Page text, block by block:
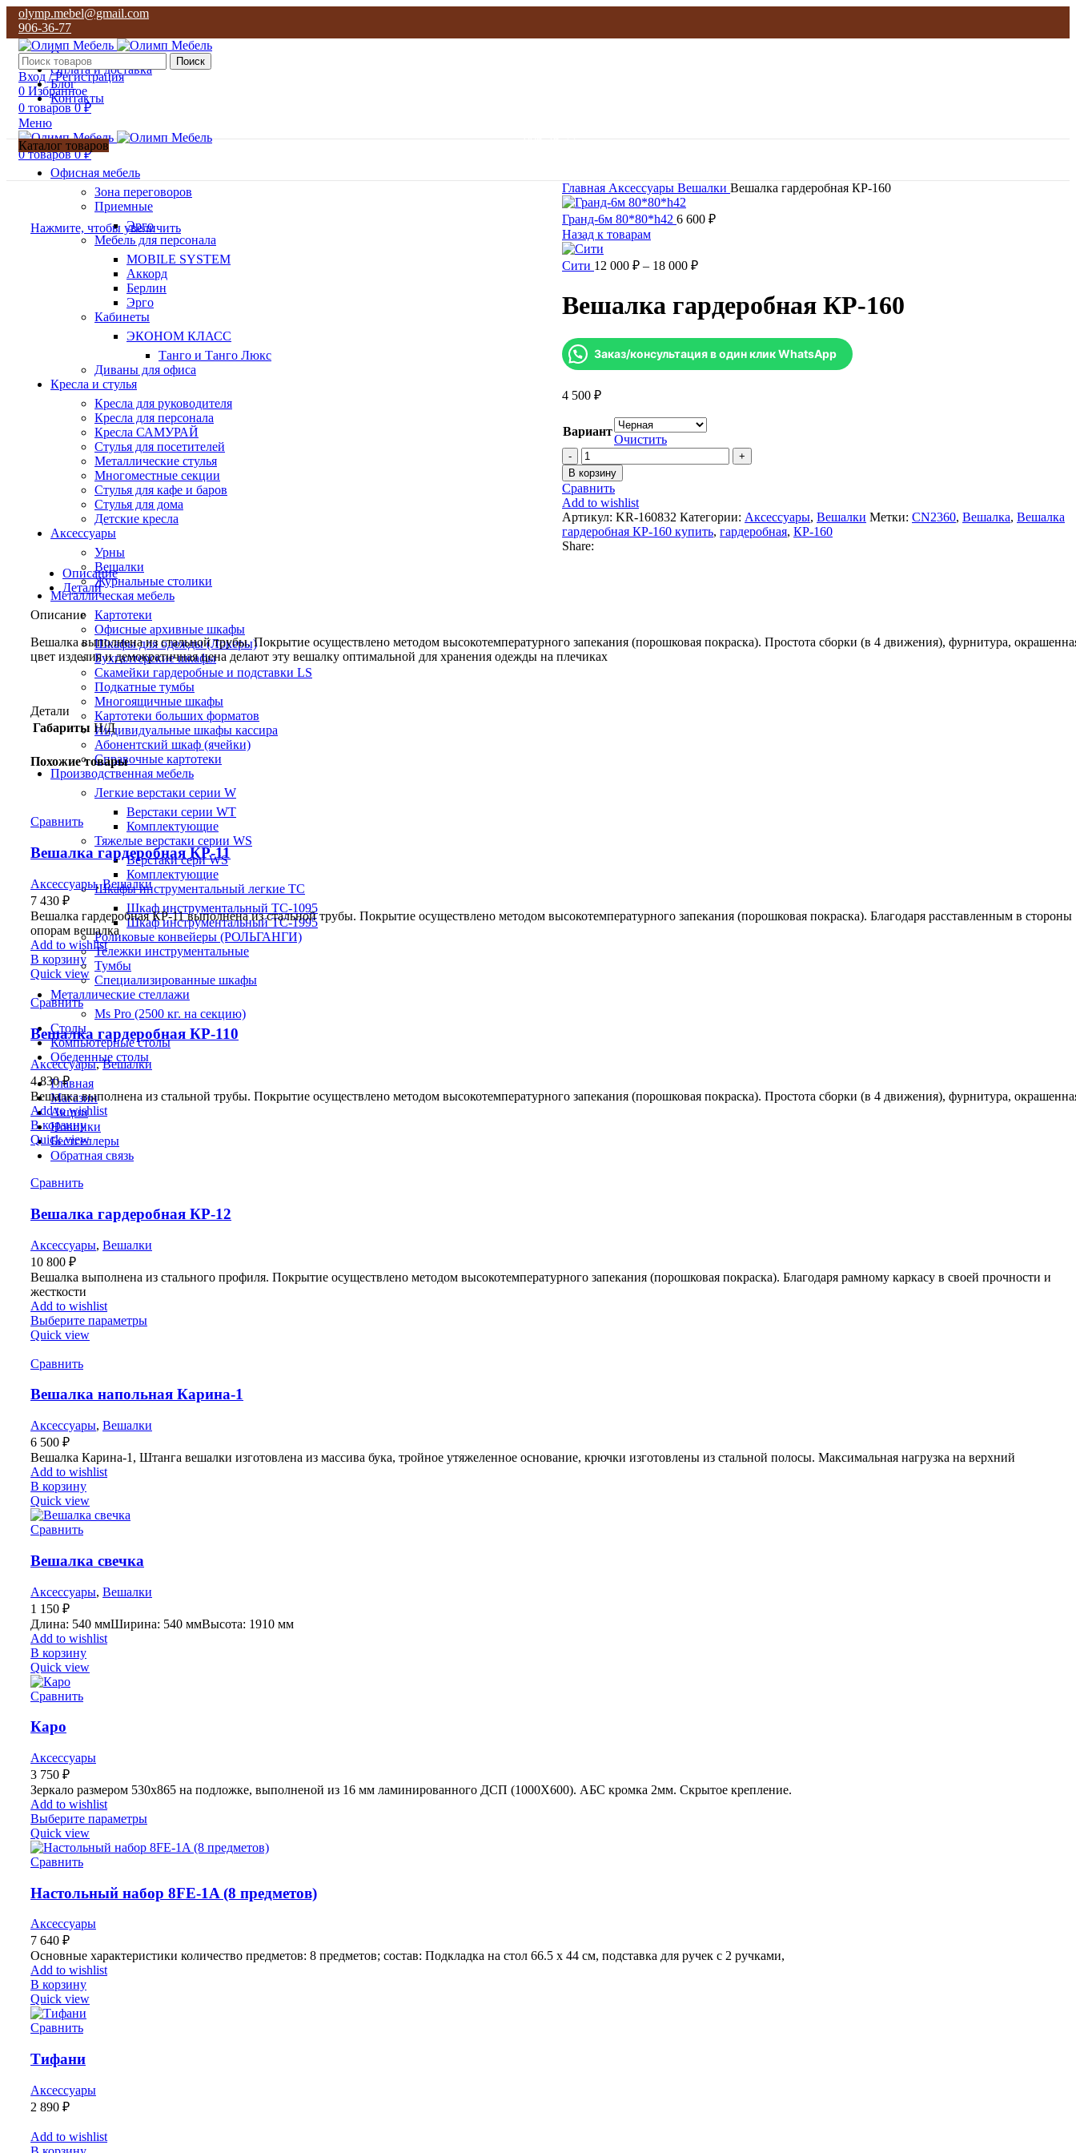
olymp.mebel@gmail.com
906-36-77
О нас
Оплата и доставка
Блог
Контакты
Поиск
Вход / Регистрация
0 Избранное
0 товаров 0₽
Меню
0товаров 0₽
Каталог товаров
Офисная мебель
Зона переговоров
Приемные
Эрго
Мебель для персонала
MOBILE SYSTEM
Аккорд
Берлин
Эрго
Кабинеты
ЭКОНОМ КЛАСС
Танго и Танго Люкс
Диваны для офиса
Кресла и стулья
Кресла для руководителя
Кресла для персонала
Кресла САМУРАЙ
Стулья для посетителей
Металлические стулья
Многоместные секции
Стулья для кафе и баров
Стулья для дома
Детские кресла
Аксессуары
Урны
Вешалки
Журнальные столики
Металлическая мебель
Картотеки
Офисные архивные шкафы
Шкафы для одежды (Локеры)
Бухгалтерские шкафы
Скамейки гардеробные и подставки LS
Подкатные тумбы
Многоящичные шкафы
Картотеки больших форматов
Индивидуальные шкафы кассира
Абонентский шкаф (ячейки)
Справочные картотеки
Производственная мебель
Легкие верстаки серии W
Верстаки серии WT
Комплектующие
Тяжелые верстаки серии WS
Верстаки сери WS
Комплектующие
Шкафы инструментальный легкие ТС
Шкаф инструментальный TC-1095
Шкаф инструментальный TC-1995
Роликовые конвейеры (РОЛЬГАНГИ)
Тележки инструментальные
Тумбы
Специализированные шкафы
Металлические стеллажи
Ms Pro (2500 кг. на секцию)
Столы
Компьютерные столы
Обеденные столы
Главная
Магазин
Акции
Новинки
Бестселлеры
Обратная связь
Нажмите, чтобы увеличить
Главная Аксессуары Вешалки Вешалка гардеробная КР-160
Гранд-6м 80*80*h42 6 600 ₽
Назад к товарам
Сити 12 000 ₽ – 18 000 ₽
Вешалка гардеробная КР-160
Заказ/консультация в один клик WhatsApp
4 500 ₽
Вариант
Очистить
Количество
товара
Вешалка
гардеробная
КР-160
В корзину
Сравнить
Add to wishlist
Артикул: KR-160832 Категории: Аксессуары, Вешалки Метки: CN2360, Вешалка, Вешалка
гардеробная КР-160 купить, гардеробная, КР-160
Share:
Описание
Детали
Описание
Вешалка выполнена из стальной трубы. Покрытие осуществлено методом высокотемпературного запекания (порошковая покраска). Простота сборки (в 4 движения), фурнитура,
цвет изделия и демократичная цена делают эту вешалку оптимальной для хранения одежды на плечиках
Детали
Габариты Н/Д
Похожие товары
Сравнить
Вешалка гардеробная КР-11
Аксессуары,Вешалки
7 430 ₽
Вешалка гардеробная КР-11 выполнена из стальной трубы. Покрытие осуществлено методом высокотемпературного запекания (порошковая покраска). Благодаря расставленным в стороны
опорам вешалка
Add to wishlist
В корзину
Quick view
Сравнить
Вешалка гардеробная КР-110
Аксессуары,Вешалки
4 830₽
Вешалка выполнена из стальной трубы. Покрытие осуществлено методом высокотемпературного запекания (порошковая покраска). Простота сборки (в 4 движения), фурнитура,
Add to wishlist
В корзину
Quick view
Сравнить
Вешалка гардеробная КР-12
Аксессуары, Вешалки
10 800 ₽
Вешалка выполнена из стального профиля. Покрытие осуществлено методом высокотемпературного запекания (порошковая покраска). Благодаря рамному каркасу в своей прочности и
жесткости
Add to wishlist
Выберите параметры
Quick view
Сравнить
Вешалка напольная Карина-1
Аксессуары, Вешалки
6 500 ₽
Вешалка Карина-1, Штанга вешалки изготовлена из массива бука, тройное утяжеленное основание, крючки изготовлены из стальной полосы. Максимальная нагрузка на верхний
Add to wishlist
В корзину
Quick view
Сравнить
Вешалка свечка
Аксессуары, Вешалки
1 150 ₽
Длина: 540 ммШирина: 540 ммВысота: 1910 мм
Add to wishlist
В корзину
Quick view
Сравнить
Каро
Аксессуары
3 750 ₽
Зеркало размером 530х865 на подложке, выполненой из 16 мм ламинированного ДСП (1000Х600). АБС кромка 2мм. Скрытое крепление.
Add to wishlist
Выберите параметры
Quick view
Сравнить
Настольный набор 8FE-1A (8 предметов)
Аксессуары
7 640 ₽
Основные характеристики количество предметов: 8 предметов; состав: Подкладка на стол 66.5 х 44 см, подставка для ручек с 2 ручками,
Add to wishlist
В корзину
Quick view
Сравнить
Тифани
Аксессуары
2 890 ₽
Add to wishlist